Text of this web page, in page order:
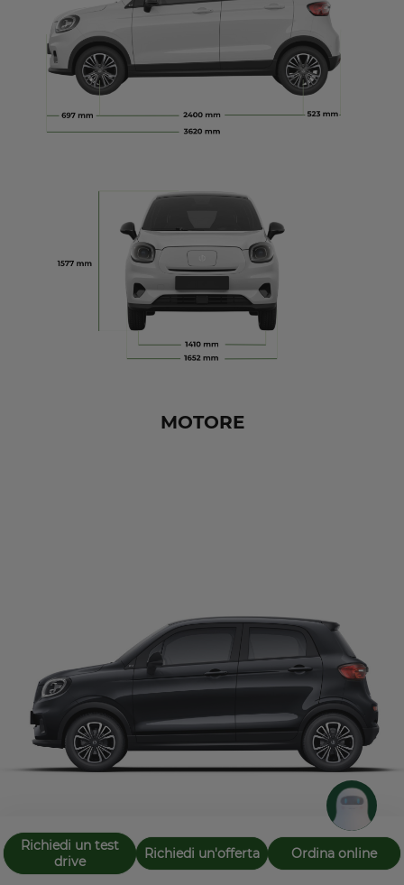
MOTORE
Richiedi un test
drive
Richiedi un'offerta Ordina online